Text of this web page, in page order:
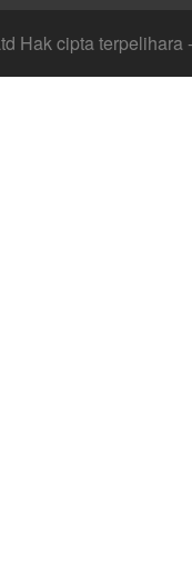
Hak cipta terpelihara